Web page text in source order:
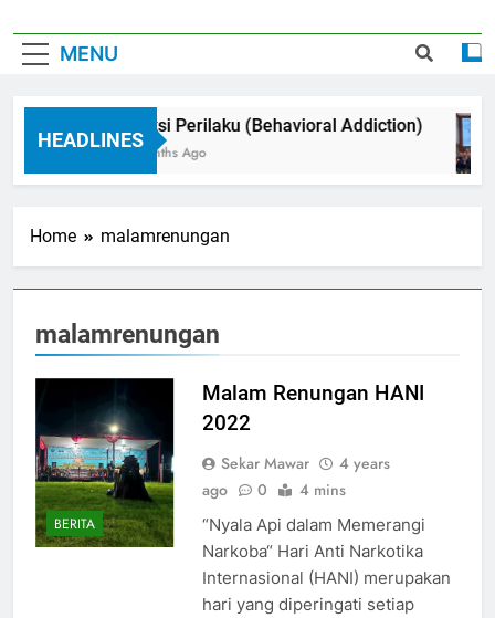
MENU
HEADLINES
Adiksi Perilaku (Behavioral Addiction)
3 Months Ago
Home malamrenungan
malamrenungan
BERITA
Malam Renungan HANI
2022
Sekar Mawar
4 years
ago
0 4 mins
“Nyala Api dalam Memerangi
Narkoba“ Hari Anti Narkotika
Internasional (HANI) merupakan
hari yang diperingati setiap